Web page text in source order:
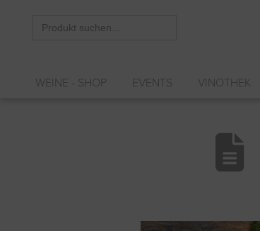
for:
WEINE - SHOP EVENTS VINOTHEK